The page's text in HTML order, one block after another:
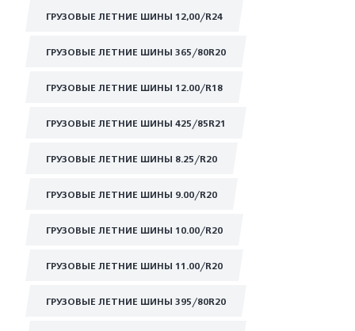
ГРУЗОВЫЕ ЛЕТНИЕ ШИНЫ 12,00/R24
ГРУЗОВЫЕ ЛЕТНИЕ ШИНЫ 365/80R20
ГРУЗОВЫЕ ЛЕТНИЕ ШИНЫ 12.00/R18
ГРУЗОВЫЕ ЛЕТНИЕ ШИНЫ 425/85R21
ГРУЗОВЫЕ ЛЕТНИЕ ШИНЫ 8.25/R20
ГРУЗОВЫЕ ЛЕТНИЕ ШИНЫ 9.00/R20
ГРУЗОВЫЕ ЛЕТНИЕ ШИНЫ 10.00/R20
ГРУЗОВЫЕ ЛЕТНИЕ ШИНЫ 11.00/R20
ГРУЗОВЫЕ ЛЕТНИЕ ШИНЫ 395/80R20